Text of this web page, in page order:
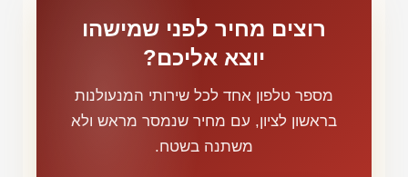
רוצים מחיר לפני שמישהו
יוצא אליכם?
מספר טלפון אחד לכל שירותי המנעולנות
בראשון לציון, עם מחיר שנמסר מראש ולא
משתנה בשטח.